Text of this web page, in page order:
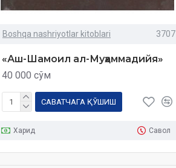
Boshqa nashriyotlar kitoblari 3707
«Аш-Шамоил ал-Муҳаммадийя»
40 000 сўм
САВАТЧАГА ҚЎШИШ
Харид Савол